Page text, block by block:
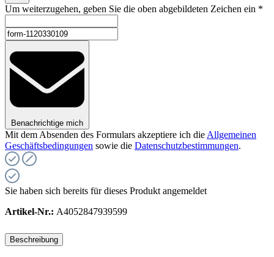
Um weiterzugehen, geben Sie die oben abgebildeten Zeichen ein *
Benachrichtige mich
Mit dem Absenden des Formulars akzeptiere ich die Allgemeinen
Geschäftsbedingungen sowie die Datenschutzbestimmungen.
Sie haben sich bereits für dieses Produkt angemeldet
Artikel-Nr.: A4052847939599
Beschreibung